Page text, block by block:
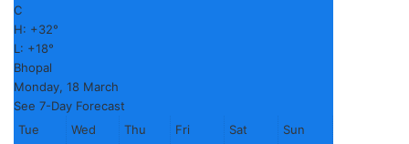
C
H: +32°
L: +18°
Bhopal
Monday, 18 March
See 7-Day Forecast
Tue
Wed Thu Fri Sat Sun